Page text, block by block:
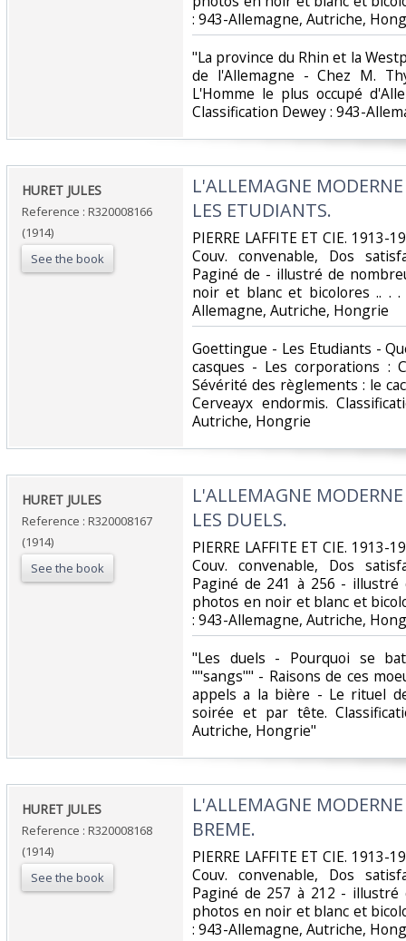
: 943-Allemagne, Autriche,
‎"La province du Rhin et la
de l'Allemagne - Chez M.
L'Homme le plus occupé
Classification Dewey : 943-
‎HURET JULES‎
Reference : R320008166
(1914)
See the book
‎L'ALLEMAGNE
LES ETUDIANTS.‎
‎PIERRE LAFFITE ET CIE.
Couv. convenable, Dos
Paginé de - illustré de
noir et blanc et bicolores .. . .
Allemagne, Autriche, Hongrie‎
‎Goettingue - Les Etudiants -
casques - Les corporations :
Sévérité des règlements : le
Cerveayx endormis.
Autriche, Hongrie‎
‎HURET JULES‎
Reference : R320008167
(1914)
See the book
‎L'ALLEMAGNE
LES DUELS.‎
‎PIERRE LAFFITE ET CIE.
Couv. convenable, Dos
Paginé de 241 à 256 - illustré
photos en noir et blanc et
: 943-Allemagne, Autriche,
‎"Les duels - Pourquoi se
""sangs"" - Raisons de ces
appels a la bière - Le rituel
soirée et par tête.
Autriche, Hongrie"‎
‎HURET JULES‎
Reference : R320008168
(1914)
See the book
‎L'ALLEMAGNE
BREME.‎
‎PIERRE LAFFITE ET CIE.
Couv. convenable, Dos
Paginé de 257 à 212 - illustré
photos en noir et blanc et
: 943-Allemagne, Autriche,